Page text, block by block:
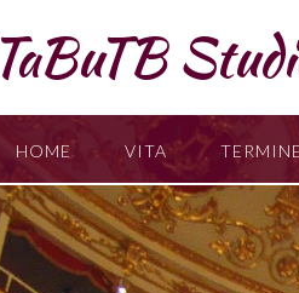
TaBuTB
HOME VITA TERMINE